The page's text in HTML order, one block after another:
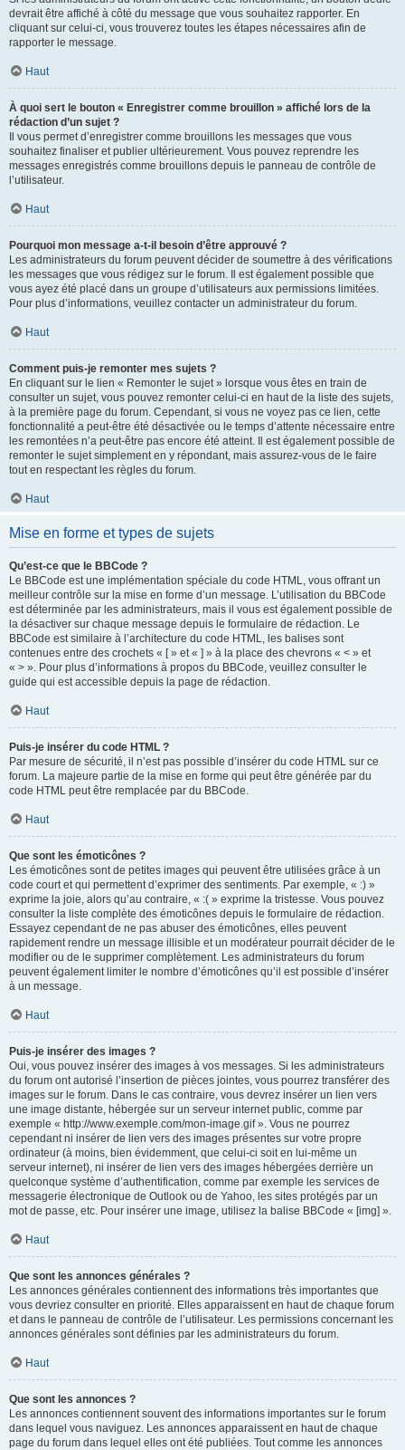
devrait être affiché à côté du message que vous souhaitez rapporter. En
cliquant sur celui-ci, vous trouverez toutes les étapes nécessaires afin de
rapporter le message.
Haut
À quoi sert le bouton « Enregistrer comme brouillon » affiché lors de la
rédaction d’un sujet ?
Il vous permet d’enregistrer comme brouillons les messages que vous
souhaitez finaliser et publier ultérieurement. Vous pouvez reprendre les
messages enregistrés comme brouillons depuis le panneau de contrôle de
l’utilisateur.
Haut
Pourquoi mon message a-t-il besoin d’être approuvé ?
Les administrateurs du forum peuvent décider de soumettre à des vérifications
les messages que vous rédigez sur le forum. Il est également possible que
vous ayez été placé dans un groupe d’utilisateurs aux permissions limitées.
Pour plus d’informations, veuillez contacter un administrateur du forum.
Haut
Comment puis-je remonter mes sujets ?
En cliquant sur le lien « Remonter le sujet » lorsque vous êtes en train de
consulter un sujet, vous pouvez remonter celui-ci en haut de la liste des sujets,
à la première page du forum. Cependant, si vous ne voyez pas ce lien, cette
fonctionnalité a peut-être été désactivée ou le temps d’attente nécessaire entre
les remontées n’a peut-être pas encore été atteint. Il est également possible de
remonter le sujet simplement en y répondant, mais assurez-vous de le faire
tout en respectant les règles du forum.
Haut
Mise en forme et types de sujets
Qu’est-ce que le BBCode ?
Le BBCode est une implémentation spéciale du code HTML, vous offrant un
meilleur contrôle sur la mise en forme d’un message. L’utilisation du BBCode
est déterminée par les administrateurs, mais il vous est également possible de
la désactiver sur chaque message depuis le formulaire de rédaction. Le
BBCode est similaire à l’architecture du code HTML, les balises sont
contenues entre des crochets « [ » et « ] » à la place des chevrons « < » et
« > ». Pour plus d’informations à propos du BBCode, veuillez consulter le
guide qui est accessible depuis la page de rédaction.
Haut
Puis-je insérer du code HTML ?
Par mesure de sécurité, il n’est pas possible d’insérer du code HTML sur ce
forum. La majeure partie de la mise en forme qui peut être générée par du
code HTML peut être remplacée par du BBCode.
Haut
Que sont les émoticônes ?
Les émoticônes sont de petites images qui peuvent être utilisées grâce à un
code court et qui permettent d’exprimer des sentiments. Par exemple, « :) »
exprime la joie, alors qu’au contraire, « :( » exprime la tristesse. Vous pouvez
consulter la liste complète des émoticônes depuis le formulaire de rédaction.
Essayez cependant de ne pas abuser des émoticônes, elles peuvent
rapidement rendre un message illisible et un modérateur pourrait décider de le
modifier ou de le supprimer complètement. Les administrateurs du forum
peuvent également limiter le nombre d’émoticônes qu’il est possible d’insérer
à un message.
Haut
Puis-je insérer des images ?
Oui, vous pouvez insérer des images à vos messages. Si les administrateurs
du forum ont autorisé l’insertion de pièces jointes, vous pourrez transférer des
images sur le forum. Dans le cas contraire, vous devrez insérer un lien vers
une image distante, hébergée sur un serveur internet public, comme par
exemple « http://www.exemple.com/mon-image.gif ». Vous ne pourrez
cependant ni insérer de lien vers des images présentes sur votre propre
ordinateur (à moins, bien évidemment, que celui-ci soit en lui-même un
serveur internet), ni insérer de lien vers des images hébergées derrière un
quelconque système d’authentification, comme par exemple les services de
messagerie électronique de Outlook ou de Yahoo, les sites protégés par un
mot de passe, etc. Pour insérer une image, utilisez la balise BBCode « [img] ».
Haut
Que sont les annonces générales ?
Les annonces générales contiennent des informations très importantes que
vous devriez consulter en priorité. Elles apparaissent en haut de chaque forum
et dans le panneau de contrôle de l’utilisateur. Les permissions concernant les
annonces générales sont définies par les administrateurs du forum.
Haut
Que sont les annonces ?
Les annonces contiennent souvent des informations importantes sur le forum
dans lequel vous naviguez. Les annonces apparaissent en haut de chaque
page du forum dans lequel elles ont été publiées. Tout comme les annonces